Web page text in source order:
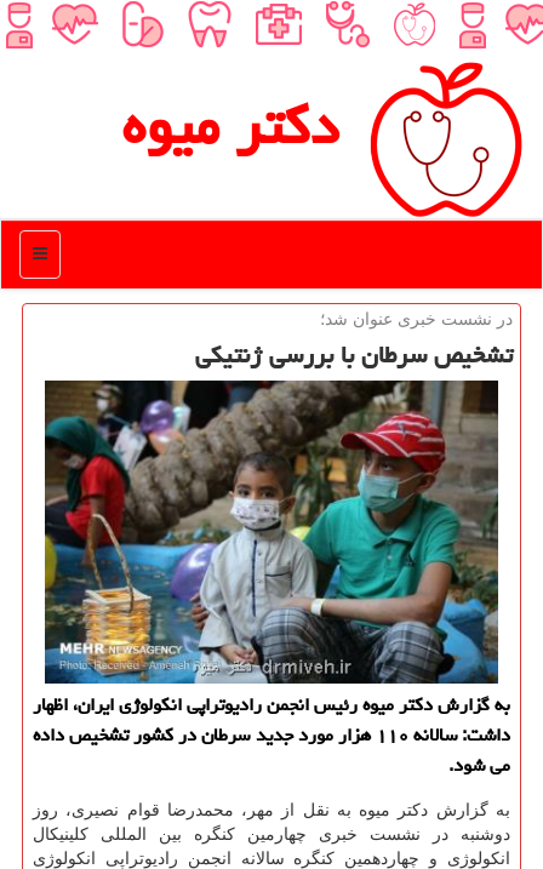
دكتر میوه
منو
در نشست خبری عنوان شد؛
تشخیص سرطان با بررسی ژنتیكی
به گزارش دكتر میوه رئیس انجمن رادیوتراپی انكولوژی ایران، اظهار
داشت: سالانه ۱۱۰ هزار مورد جدید سرطان در كشور تشخیص داده
می شود.
به گزارش دكتر میوه به نقل از مهر، محمدرضا قوام نصیری، روز
دوشنبه در نشست خبری چهارمین كنگره بین المللی كلینیكال
انكولوژی و چهاردهمین كنگره سالانه انجمن رادیوتراپی انكولوژی